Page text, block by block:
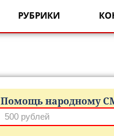
РУБРИКИ
Помощь народному